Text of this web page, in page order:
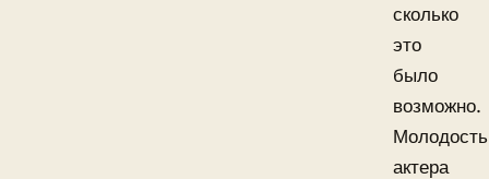
сколько
это
было
возможно.
Молодость
актера